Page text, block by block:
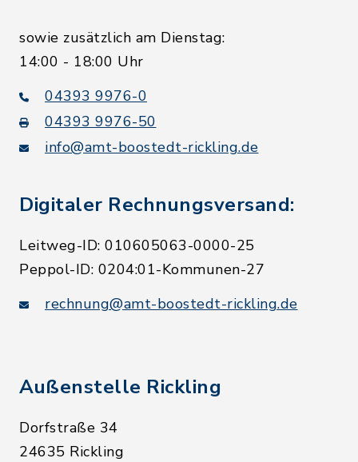
sowie zusätzlich am Dienstag:
14:00 - 18:00 Uhr
04393 9976-0
04393 9976-50
info@amt-boostedt-rickling.de
Digitaler Rechnungsversand:
Leitweg-ID: 010605063-0000-25
Peppol-ID: 0204:01-Kommunen-27
rechnung@amt-boostedt-rickling.de
Außenstelle Rickling
Dorfstraße 34
24635 Rickling